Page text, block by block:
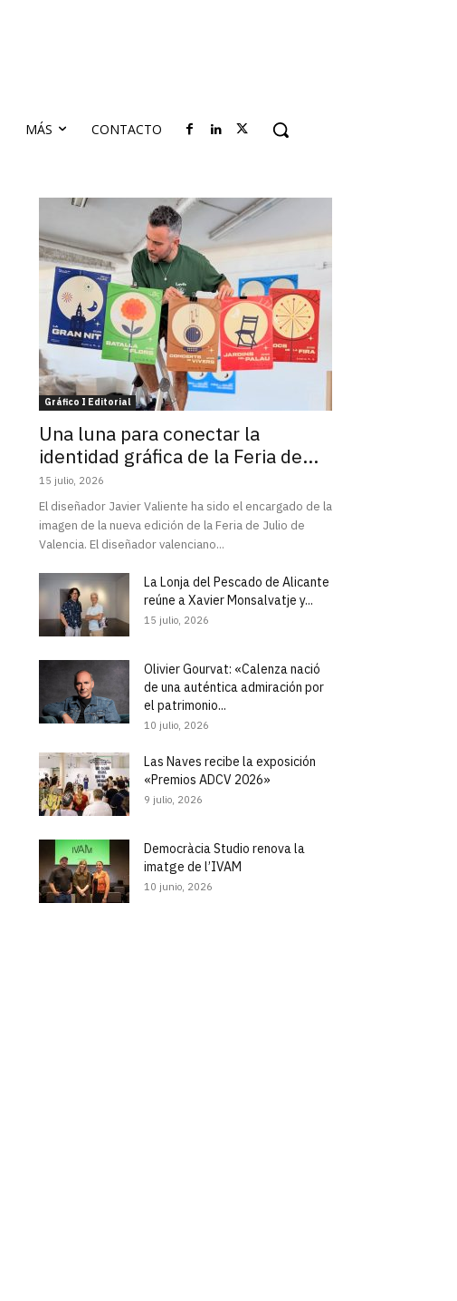
MÁS CONTACTO
Gráfico I Editorial
Una luna para conectar la
identidad gráfica de la Feria de...
15 julio, 2026
El diseñador Javier Valiente ha sido el encargado de la
imagen de la nueva edición de la Feria de Julio de
Valencia. El diseñador valenciano...
La Lonja del Pescado de Alicante
reúne a Xavier Monsalvatje y...
15 julio, 2026
Olivier Gourvat: «Calenza nació
de una auténtica admiración por
el patrimonio...
10 julio, 2026
Las Naves recibe la exposición
«Premios ADCV 2026»
9 julio, 2026
Democràcia Studio renova la
imatge de l’IVAM
10 junio, 2026